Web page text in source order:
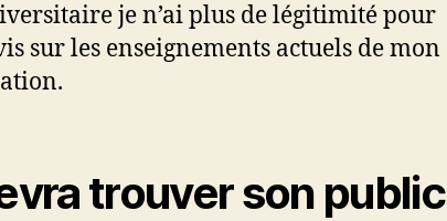
je n’ai plus de légitimité pour
sur les enseignements actuels de mon
trouver son public